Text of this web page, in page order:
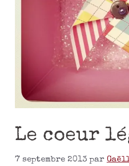
Le coeur
7 septembre 2013 par